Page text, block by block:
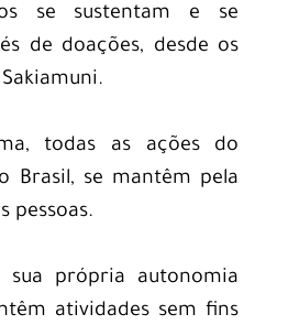
se sustentam e se
de doações, desde os
todas as ações do
Brasil, se mantêm pela
pessoas.
sua própria autonomia
atividades sem fins